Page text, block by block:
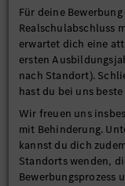
Für deine
Realschulabschluss
erwartet dich eine
ersten
nach Standort).
hast du bei uns
Wir freuen uns
mit Behinderung.
kannst du dich
Standorts wenden,
Bewerbungsprozess